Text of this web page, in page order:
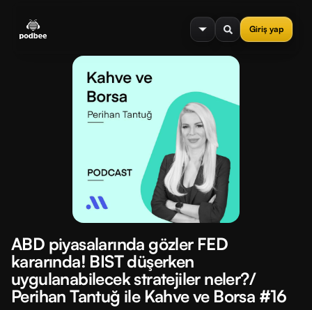
Giriş yap
menu
ABD piyasalarında gözler FED
kararında! BIST düşerken
uygulanabilecek stratejiler neler?/
Perihan Tantuğ ile Kahve ve Borsa #16